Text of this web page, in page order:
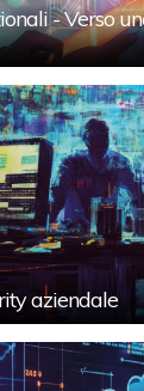
- Verso
aziendale